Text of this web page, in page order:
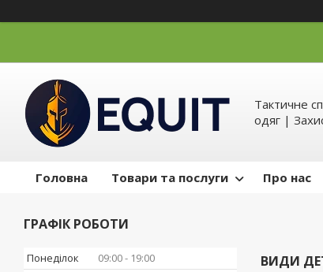
Тактичне
одяг |
Головна Товари та послуги Про нас
ВИДИ
ГРАФІК РОБОТИ
Понеділок 09:00
19:00